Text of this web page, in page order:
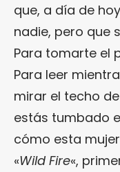
que, a día de
nadie, pero que
Para tomarte el
Para leer
mirar el techo
estás tumbado
cómo esta
«Wild Fire«,